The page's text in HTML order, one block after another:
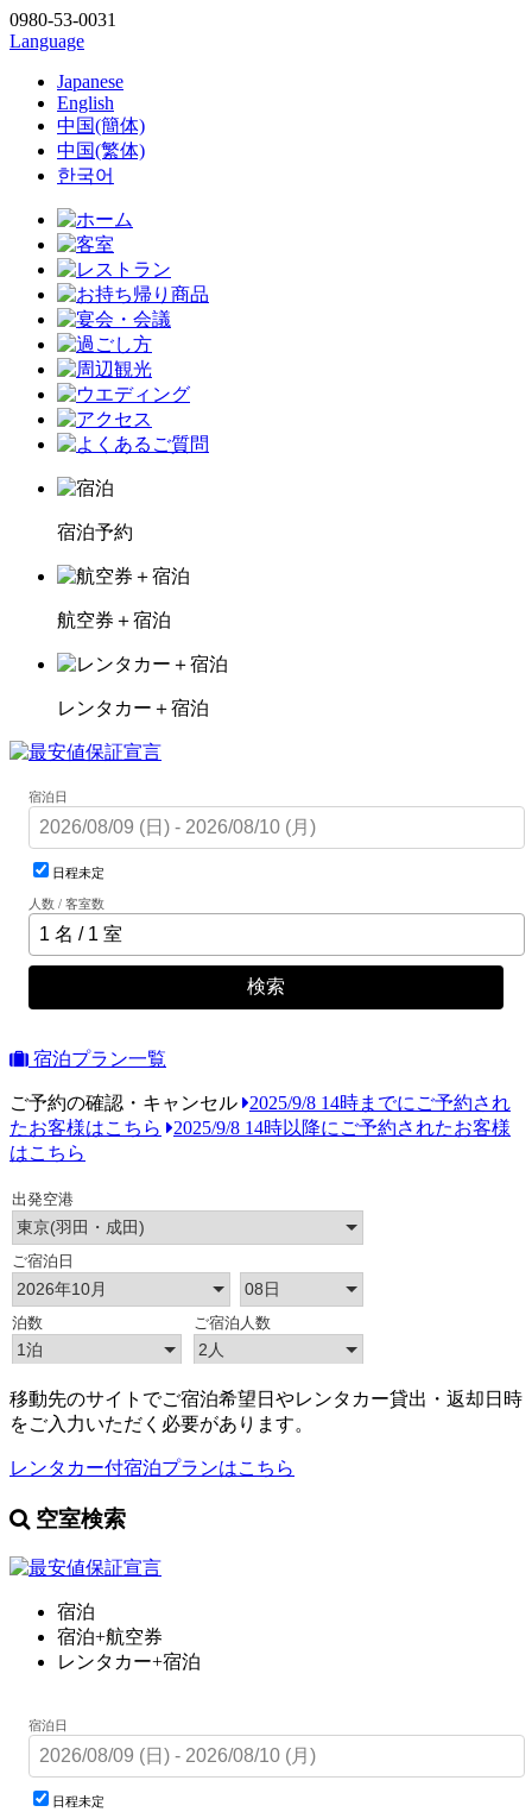
0980-53-0031
Language
Japanese
English
中国(簡体)
中国(繁体)
한국어
宿泊予約
航空券＋宿泊
レンタカー＋宿泊
宿泊日
日程未定
人数 / 客室数
検索
宿泊プラン一覧
ご予約の確認・キャンセル
2025/9/8 14時までにご予約され
たお客様はこちら
2025/9/8 14時以降にご予約されたお客様
はこちら
移動先のサイトでご宿泊希望日やレンタカー貸出・返却日時
をご入力いただく必要があります。
レンタカー付宿泊プランはこちら
空室検索
宿泊
宿泊+航空券
レンタカー+宿泊
宿泊日
日程未定